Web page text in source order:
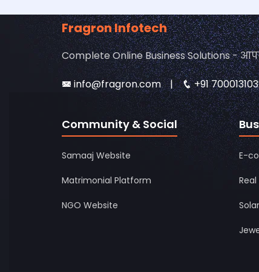
Fragron Infotech
Complete Online Business Solutions
info@fragron.com +91
Community & Social
Samaaj Website
Matrimonial Platform
NGO Website
E-